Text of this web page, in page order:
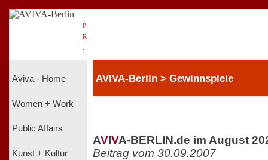
P
R
Aviva - Home
Women + Work
Public Affairs
Kunst + Kultur
AVIVA-Berlin > Gewinnspiele
AVIVA-BERLIN.de im August
Beitrag vom 30.09.2007